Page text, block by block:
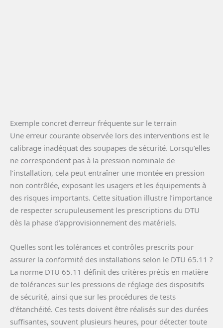
Exemple concret d’erreur fréquente sur le terrain
Une erreur courante observée lors des interventions est le
calibrage inadéquat des soupapes de sécurité. Lorsqu’elles
ne correspondent pas à la pression nominale de
l’installation, cela peut entraîner une montée en pression
non contrôlée, exposant les usagers et les équipements à
des risques importants. Cette situation illustre l’importance
de respecter scrupuleusement les prescriptions du DTU
dès la phase d’approvisionnement des matériels.
Quelles sont les tolérances et contrôles prescrits pour
assurer la conformité des installations selon le DTU 65.11 ?
La norme DTU 65.11 définit des critères précis en matière
de tolérances sur les pressions de réglage des dispositifs
de sécurité, ainsi que sur les procédures de tests
d’étanchéité. Ces tests doivent être réalisés sur des durées
suffisantes, souvent plusieurs heures, pour détecter toute